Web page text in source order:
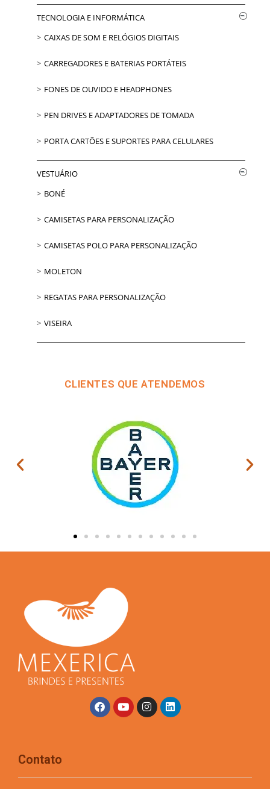
TECNOLOGIA E INFORMÁTICA
CAIXAS DE SOM E RELÓGIOS DIGITAIS
CARREGADORES E BATERIAS PORTÁTEIS
FONES DE OUVIDO E HEADPHONES
PEN DRIVES E ADAPTADORES DE TOMADA
PORTA CARTÕES E SUPORTES PARA CELULARES
VESTUÁRIO
BONÉ
CAMISETAS PARA PERSONALIZAÇÃO
CAMISETAS POLO PARA PERSONALIZAÇÃO
MOLETON
REGATAS PARA PERSONALIZAÇÃO
VISEIRA
CLIENTES QUE ATENDEMOS
Contato